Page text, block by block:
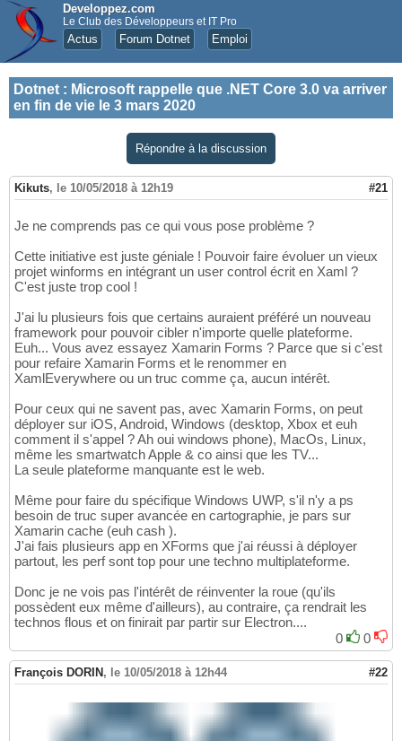
Developpez.com
Le Club des Développeurs et IT Pro
Actus Forum Dotnet Emploi
Dotnet : Microsoft rappelle que .NET Core 3.0 va arriver
en fin de vie le 3 mars 2020
Répondre à la discussion
Kikuts, le 10/05/2018 à 12h19 #21
Je ne comprends pas ce qui vous pose problème ?
Cette initiative est juste géniale ! Pouvoir faire évoluer un vieux
projet winforms en intégrant un user control écrit en Xaml ?
C'est juste trop cool !
J'ai lu plusieurs fois que certains auraient préféré un nouveau
framework pour pouvoir cibler n'importe quelle plateforme.
Euh... Vous avez essayez Xamarin Forms ? Parce que si c'est
pour refaire Xamarin Forms et le renommer en
XamlEverywhere ou un truc comme ça, aucun intérêt.
Pour ceux qui ne savent pas, avec Xamarin Forms, on peut
déployer sur iOS, Android, Windows (desktop, Xbox et euh
comment il s'appel ? Ah oui windows phone), MacOs, Linux,
même les smartwatch Apple & co ainsi que les TV...
La seule plateforme manquante est le web.
Même pour faire du spécifique Windows UWP, s'il n'y a ps
besoin de truc super avancée en cartographie, je pars sur
Xamarin cache (euh cash ).
J'ai fais plusieurs app en XForms que j'ai réussi à déployer
partout, les perf sont top pour une techno multiplateforme.
Donc je ne vois pas l'intérêt de réinventer la roue (qu'ils
possèdent eux même d'ailleurs), au contraire, ça rendrait les
technos flous et on finirait par partir sur Electron....
0
0
François DORIN , le 10/05/2018 à 12h44 #22